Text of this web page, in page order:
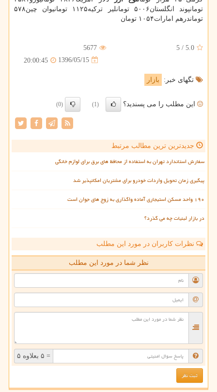
تومانپوند انگلستان۵۰۰۶ تومانلیر تركیه۱۱۲۵ تومانیوان چین۵۷۸
توماندرهم امارات۱۰۵۴ تومان
5.0
/
5
5677
1396/05/15
20:00:45
تگهای خبر: بازار
این مطلب را می پسندید؟ (1)
(0)
جدیدترین ترین مطالب مرتبط
سفارش استاندارد تهران به استفاده از محافظ های برق برای لوازم خانگی
پیگیری زمان تحویل واردات خودرو برای مشتریان امکانپذیر شد
۱۹۰ واحد مسکن استیجاری آماده واگذاری به زوج های جوان است
در بازار لبنیات چه می گذرد؟
نظرات کاربران در مورد این مطلب
نظر شما در مورد این مطلب
= ۵ بعلاوه ۵